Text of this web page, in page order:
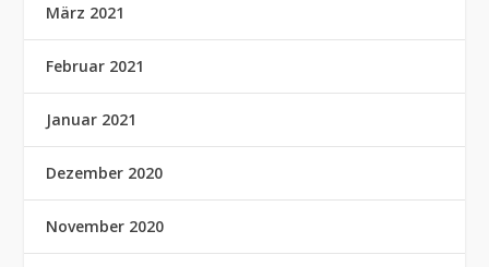
März 2021
Februar 2021
Januar 2021
Dezember 2020
November 2020